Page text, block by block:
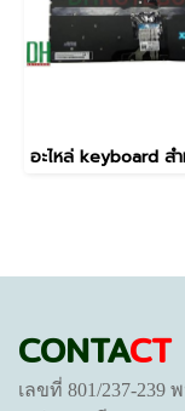
CONTA
เลขที่ 801/237-